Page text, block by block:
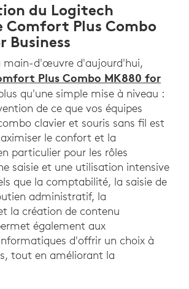
du Logitech
Comfort Plus Combo
Business
main-d'œuvre d'aujourd'hui,
Plus Combo MK880 for
qu'une simple mise à niveau :
de ce que vos équipes
clavier et souris sans fil est
le confort et la
particulier pour les rôles
saisie et une utilisation intensive
que la comptabilité, la saisie de
administratif, la
la création de contenu
également aux
d'offrir un choix à
tout en améliorant la